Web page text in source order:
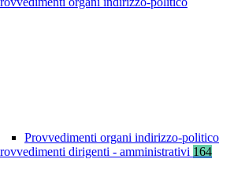
Provvedimenti organi indirizzo-politico
dirigenti - amministrativi 164